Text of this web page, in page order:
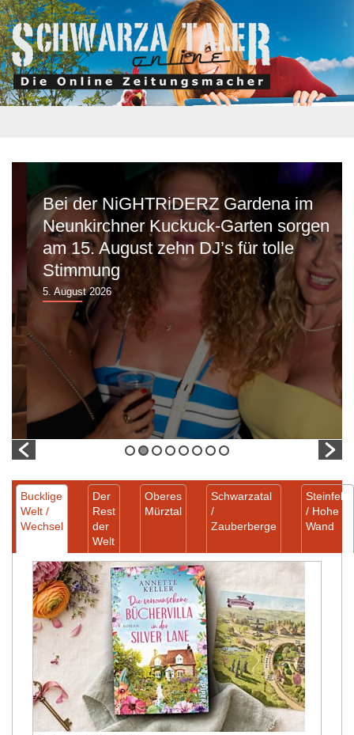
Bei der NiGHTRiDERZ Gardena im
Neunkirchner Kuckuck-Garten sorgen
am 15. August zehn DJ’s für tolle
Stimmung
5. August 2026
Bucklige
Welt /
Wechsel
Der
Rest
der
Welt
Oberes
Mürztal
Schwarzatal
/
Zauberberge
Steinfeld
/ Hohe
Wand